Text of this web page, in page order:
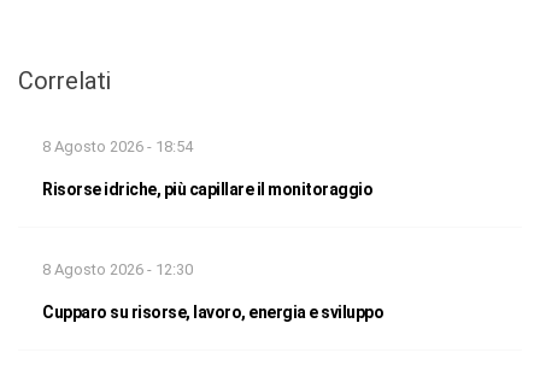
Correlati
8 Agosto 2026 - 18:54
Risorse idriche, più capillare il monitoraggio
8 Agosto 2026 - 12:30
Cupparo su risorse, lavoro, energia e sviluppo